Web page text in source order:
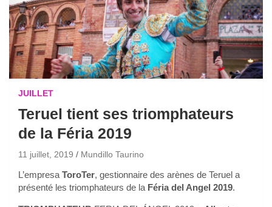
JUILLET
Teruel tient ses triomphateurs
de la Féria 2019
11 juillet, 2019 Mundillo Taurino
L’empresa ToroTer, gestionnaire des arènes de Teruel a
présenté les triomphateurs de la Féria del Angel 2019.